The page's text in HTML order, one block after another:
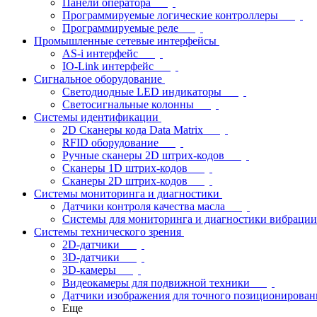
Панели оператора
Программируемые логические контроллеры
Программируемые реле
Промышленные сетевые интерфейсы
AS-i интерфейс
IO-Link интерфейс
Сигнальное оборудование
Светодиодные LED индикаторы
Светосигнальные колонны
Системы идентификации
2D Сканеры кода Data Matrix
RFID оборудование
Ручные сканеры 2D штрих-кодов
Сканеры 1D штрих-кодов
Сканеры 2D штрих-кодов
Системы мониторинга и диагностики
Датчики контроля качества масла
Системы для мониторинга и диагностики вибрации
Системы технического зрения
2D-датчики
3D-датчики
3D-камеры
Видеокамеры для подвижной техники
Датчики изображения для точного
Еще